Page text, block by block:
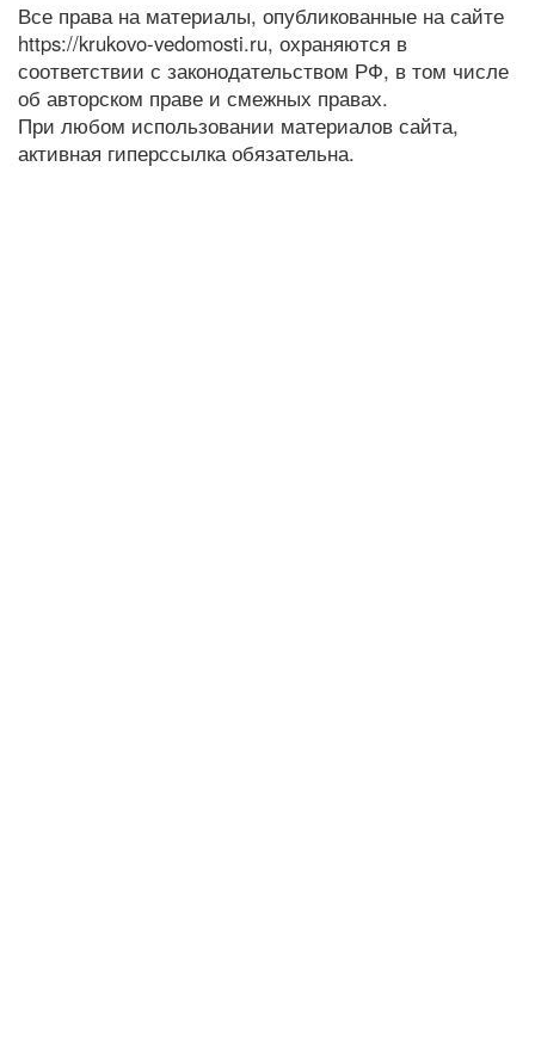
Все права на материалы, опубликованные на сайте
https://krukovo-vedomosti.ru, охраняются в
соответствии с законодательством РФ, в том числе
об авторском праве и смежных правах.
При любом использовании материалов сайта,
активная гиперссылка обязательна.